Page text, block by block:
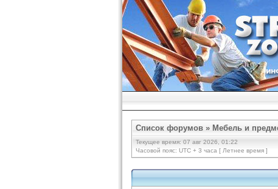
Список форумов » Мебель и
Текущее время: 07 авг 2026, 01:22
Часовой пояс: UTC + 3 часа [ Летнее время ]